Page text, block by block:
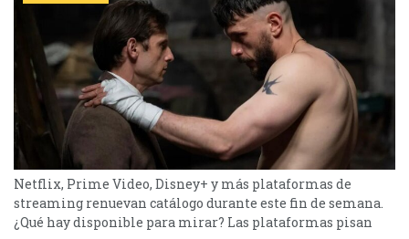
Netflix, Prime Video, Disney+ y más plataformas de
streaming renuevan catálogo durante este fin de semana.
¿Qué hay disponible para mirar? Las plataformas pisan